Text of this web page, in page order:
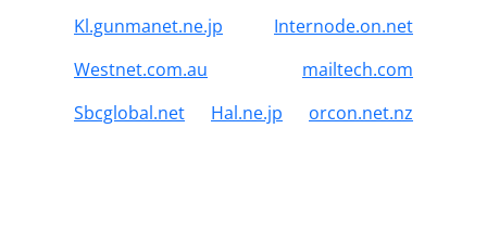
Kl.gunmanet.ne.jp
Internode.on.net
Westnet.com.au
mailtech.com
Sbcglobal.net
Hal.ne.jp orcon.net.nz